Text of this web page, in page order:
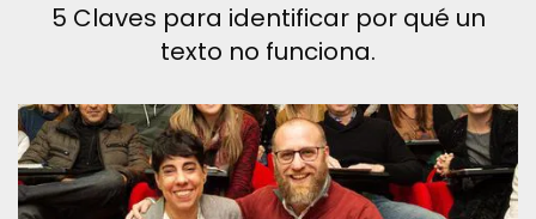
5 Claves para identificar por qué un
texto no funciona.